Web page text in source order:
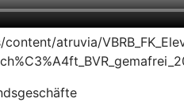
atruvia/